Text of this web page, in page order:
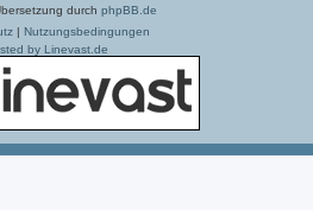
durch phpBB.de
| Nutzungsbedingungen
by Linevast.de